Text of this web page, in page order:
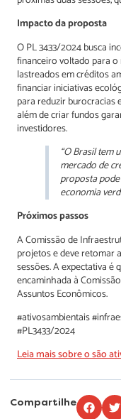
Impacto da proposta
O PL 3433/2024 busca
financeiro voltado para
lastreados em créditos
financiar iniciativas
para reduzir burocracias
além de criar fundos
investidores.
“O Brasil tem
mercado de
proposta
economia
Próximos passos
A Comissão de
projetos e deve retomar
sessões. A expectativa é
encaminhada à
Assuntos Econômicos.
#ativosambientais
#PL3433/2024
Leia mais sobre o são
Compartilhe